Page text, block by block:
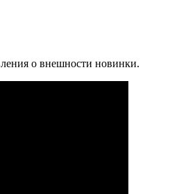
о внешности новинки.